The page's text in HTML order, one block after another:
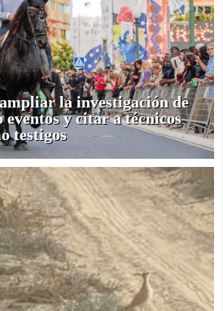
la investigación de
y citar a técnicos
testigos